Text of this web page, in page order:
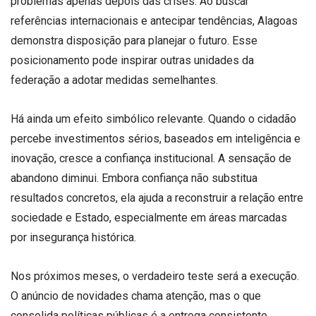
referências internacionais e antecipar tendências, Alagoas
demonstra disposição para planejar o futuro. Esse
posicionamento pode inspirar outras unidades da
federação a adotar medidas semelhantes.
Há ainda um efeito simbólico relevante. Quando o cidadão
percebe investimentos sérios, baseados em inteligência e
inovação, cresce a confiança institucional. A sensação de
abandono diminui. Embora confiança não substitua
resultados concretos, ela ajuda a reconstruir a relação entre
sociedade e Estado, especialmente em áreas marcadas
por insegurança histórica.
Nos próximos meses, o verdadeiro teste será a execução.
O anúncio de novidades chama atenção, mas o que